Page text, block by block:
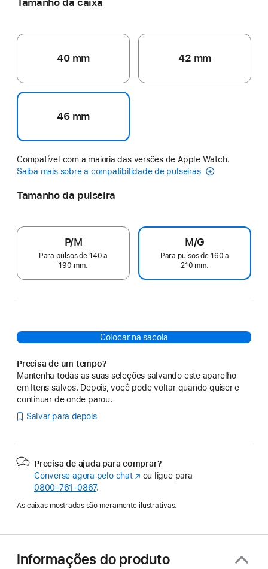
Tamanho da caixa
40 mm 42 mm
46 mm
Compatível com a maioria das versões de Apple Watch.
Saiba mais sobre a compatibilidade de pulseiras
Tamanho da pulseira
P/M
Para pulsos de 140 a
190 mm.
M/G
Para pulsos de 160 a
210 mm.
Colocar na sacola
Precisa de um tempo?
Mantenha todas as suas seleções salvando este aparelho
em Itens salvos. Depois, você pode voltar quando quiser e
continuar de onde parou.
Salvar para depois
Precisa de ajuda para comprar?
Converse agora pelo chat(o
em
nova
ou ligue para
0800-761-0867.
As caixas mostradas são meramente ilustrativas.
Informações do produto